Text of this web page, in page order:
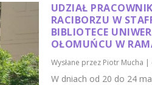
UDZIAŁ
RACIBORZU W
BIBLIOTECE
OŁOMUŃCU W
Wysłane przez Piotr Mucha |
​W dniach od 20 do 24